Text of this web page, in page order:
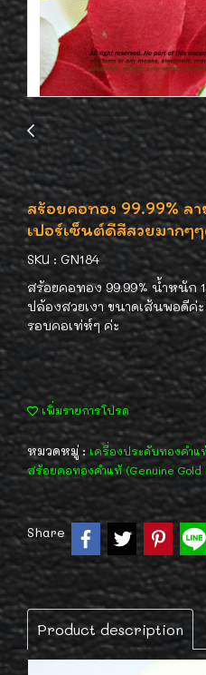
สร้อยคอทอง 99.99% ล
เปอร์เซ็นต์ดีสีสวยมากๆ
SKU : GN184
สร้อยคอทอง 99.99% น้ำหนัก
ปล้องสวยเงา ขนาดเส้นพอดีค่
รอบคอเท่ห์ๆ ค่ะ
เพิ่มรายการโปรด
หมวดหมู่ : เครื่องประดับทองคำแ
สร้อยคอทองคำแท้ (Genuine Gold
Share
Product description